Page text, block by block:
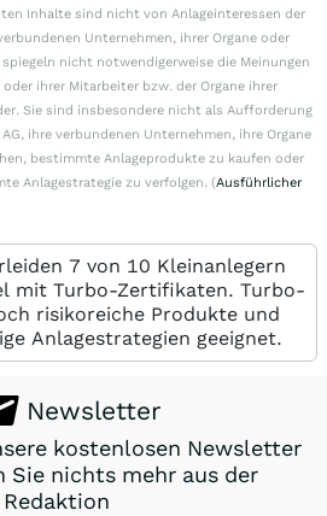
Inhalte sind nicht von Anlageinteressen der
Unternehmen, ihrer Organe oder
nicht notwendigerweise die Meinungen
ihrer Mitarbeiter bzw. der Organe ihrer
Sie sind insbesondere nicht als Aufforderung
ihre verbundenen Unternehmen, ihre Organe
bestimmte Anlageprodukte zu kaufen oder
Anlagestrategie zu verfolgen. (Ausführlicher
7 von 10 Kleinanlegern
mit Turbo-Zertifikaten. Turbo-
risikoreiche Produkte und
Anlagestrategien geeignet.
Newsletter
kostenlosen Newsletter
Sie nichts mehr aus der
Redaktion